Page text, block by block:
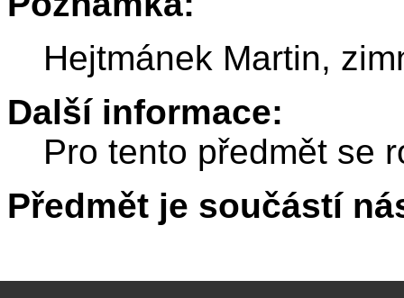
Hejtmánek Martin,
Další informace:
Pro tento předmět se
Předmět je součástí